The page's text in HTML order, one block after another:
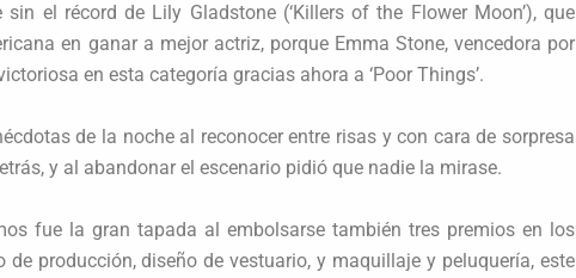
el récord de Lily Gladstone (‘Killers of the Flower Moon’), que
en ganar a mejor actriz, porque Emma Stone, vencedora por
en esta categoría gracias ahora a ‘Poor Things’.
de la noche al reconocer entre risas y con cara de sorpresa
y al abandonar el escenario pidió que nadie la mirase.
fue la gran tapada al embolsarse también tres premios en los
producción, diseño de vestuario, y maquillaje y peluquería, este